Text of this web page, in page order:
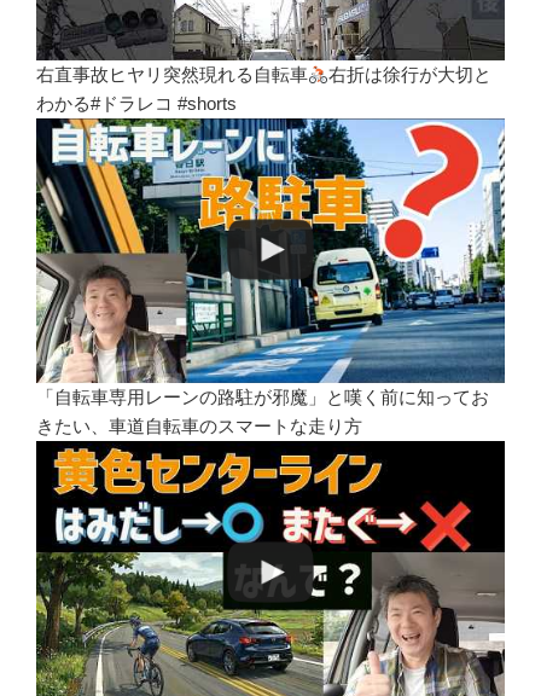
右直事故ヒヤリ突然現れる自転車
右折は徐行が大切と
わかる#ドラレコ #shorts
「自転車専用レーンの路駐が邪魔」と嘆く前に知ってお
きたい、車道自転車のスマートな走り方